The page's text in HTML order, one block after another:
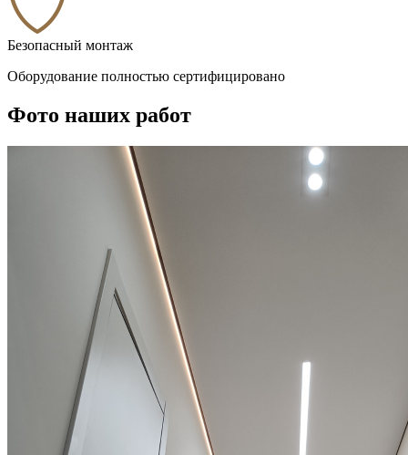
Безопасный монтаж
Оборудование полностью сертифицировано
Фото наших работ